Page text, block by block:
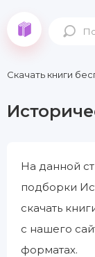
Скачать книги
На данной
подборки
скачать
с нашего
форматах.